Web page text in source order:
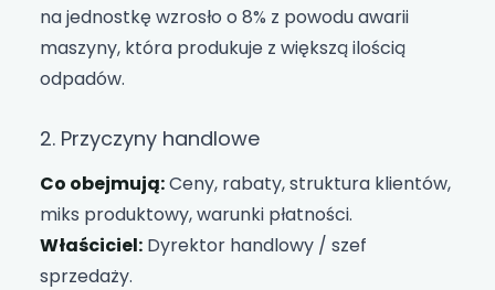
na jednostkę wzrosło o 8% z powodu awarii
maszyny, która produkuje z większą ilością
odpadów.
2. Przyczyny handlowe
Co obejmują:Ceny, rabaty, struktura klientów,
miks produktowy, warunki płatności.
Właściciel: Dyrektor handlowy / szef
sprzedaży.